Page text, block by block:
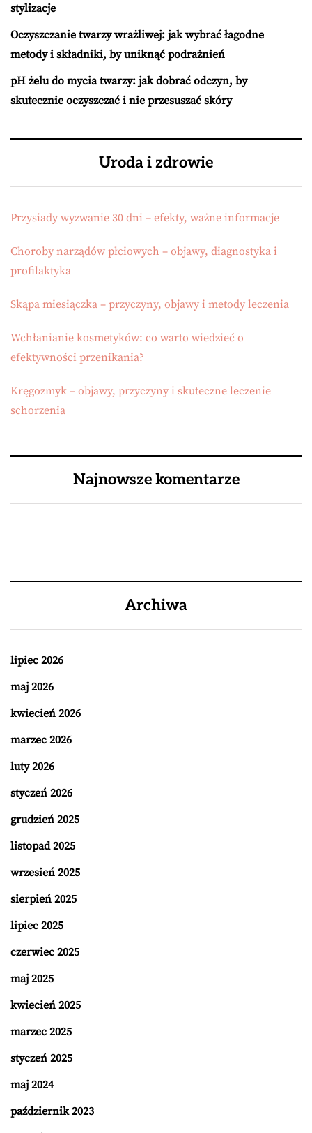
stylizacje
Oczyszczanie twarzy wrażliwej: jak wybrać łagodne
metody i składniki, by uniknąć podrażnień
pH żelu do mycia twarzy: jak dobrać odczyn, by
skutecznie oczyszczać i nie przesuszać skóry
Uroda i zdrowie
Przysiady wyzwanie 30 dni – efekty, ważne informacje
Choroby narządów płciowych – objawy, diagnostyka i
profilaktyka
Skąpa miesiączka – przyczyny, objawy i metody leczenia
Wchłanianie kosmetyków: co warto wiedzieć o
efektywności przenikania?
Kręgozmyk – objawy, przyczyny i skuteczne leczenie
schorzenia
Najnowsze komentarze
Archiwa
lipiec 2026
maj 2026
kwiecień 2026
marzec 2026
luty 2026
styczeń 2026
grudzień 2025
listopad 2025
wrzesień 2025
sierpień 2025
lipiec 2025
czerwiec 2025
maj 2025
kwiecień 2025
marzec 2025
styczeń 2025
maj 2024
październik 2023